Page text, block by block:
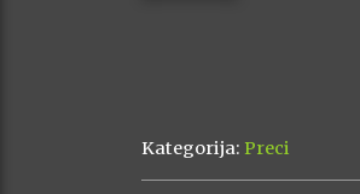
Kategorija: Preci